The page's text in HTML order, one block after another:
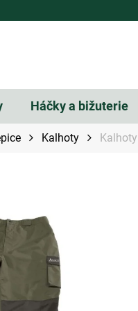
Háčky a bižuterie
Kalhoty